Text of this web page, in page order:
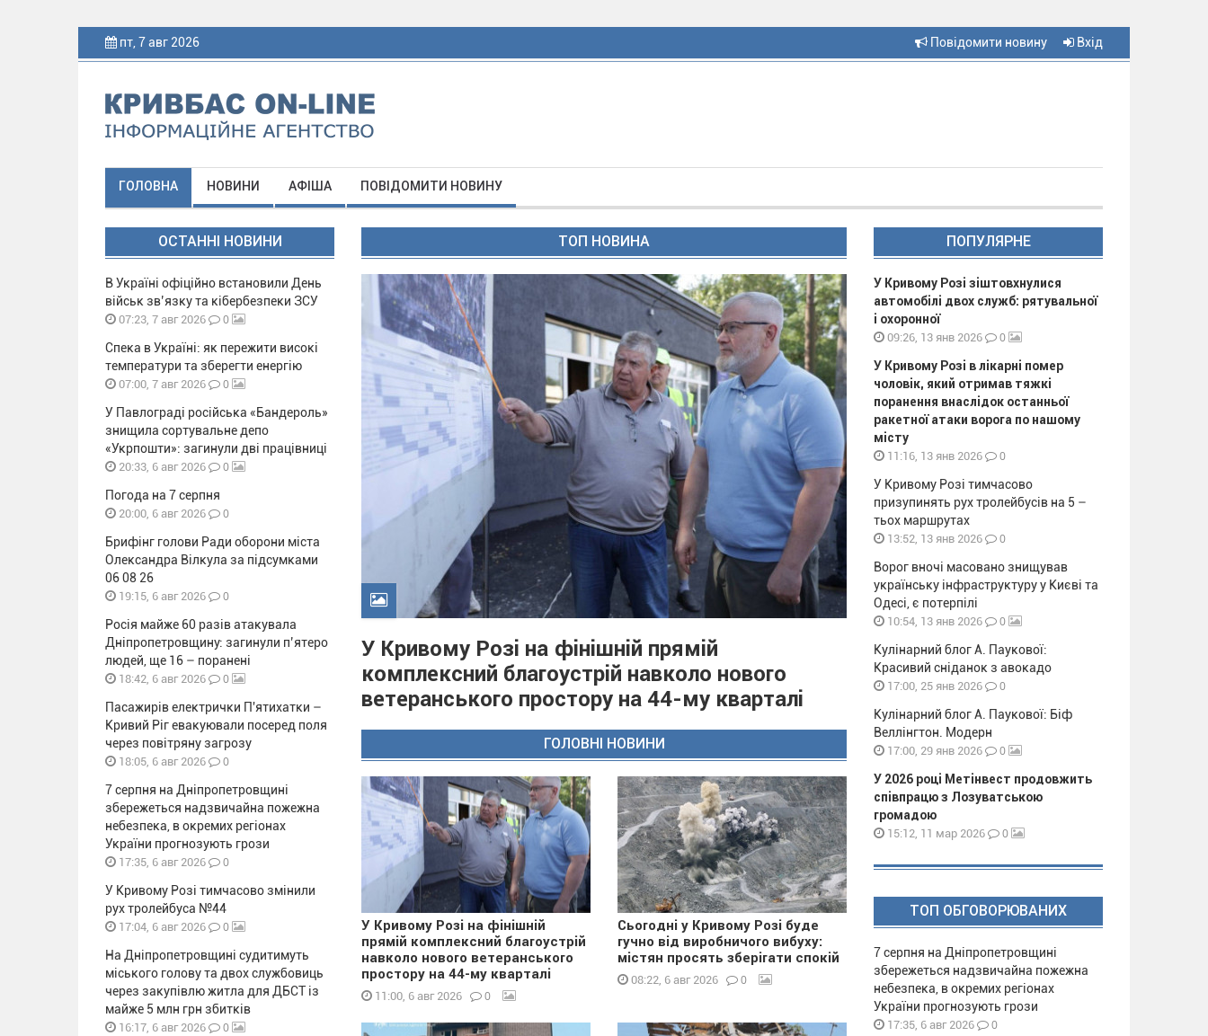
пт, 7 авг 2026 Повідомити новину Вхід
ГОЛОВНА НОВИНИ АФІША ПОВІДОМИТИ НОВИНУ
ОСТАННІ НОВИНИ
В Україні офіційно встановили День
військ зв’язку та кібербезпеки ЗСУ
07:23, 7 авг 2026 0
Спека в Україні: як пережити високі
температури та зберегти енергію
07:00, 7 авг 2026 0
У Павлограді російська «Бандероль»
знищила сортувальне депо
«Укрпошти»: загинули дві працівниці
20:33, 6 авг 2026 0
Погода на 7 серпня
20:00, 6 авг 2026 0
Брифінг голови Ради оборони міста
Олександра Вілкула за підсумками
06 08 26
19:15, 6 авг 2026 0
Росія майже 60 разів атакувала
Дніпропетровщину: загинули п’ятеро
людей, ще 16 – поранені
18:42, 6 авг 2026 0
Пасажирів електрички П'ятихатки –
Кривий Ріг евакуювали посеред поля
через повітряну загрозу
18:05, 6 авг 2026 0
7 серпня на Дніпропетровщині
збережеться надзвичайна пожежна
небезпека, в окремих регіонах
України прогнозують грози
17:35, 6 авг 2026 0
У Кривому Розі тимчасово змінили
рух тролейбуса №44
17:04, 6 авг 2026 0
На Дніпропетровщині судитимуть
міського голову та двох службовиць
через закупівлю житла для ДБСТ із
майже 5 млн грн збитків
16:17, 6 авг 2026 0
ТОП НОВИНА
У Кривому Розі на фінішній прямій
комплексний благоустрій навколо нового
ветеранського простору на 44-му кварталі
ГОЛОВНІ НОВИНИ
У Кривому Розі на фінішній
прямій комплексний благоустрій
навколо нового ветеранського
простору на 44-му кварталі
11:00, 6 авг 2026 0
Сьогодні у Кривому Розі буде
гучно від виробничого вибуху:
містян просять зберігати спокій
08:22, 6 авг 2026 0
ПОПУЛЯРНЕ
У Кривому Розі зіштовхнулися
автомобілі двох служб: рятувальної
і охоронної
09:26, 13 янв 2026 0
У Кривому Розі в лікарні помер
чоловік, який отримав тяжкі
поранення внаслідок останньої
ракетної атаки ворога по нашому
місту
11:16, 13 янв 2026 0
У Кривому Розі тимчасово
призупинять рух тролейбусів на 5 –
тьох маршрутах
13:52, 13 янв 2026 0
Ворог вночі масовано знищував
українську інфраструктуру у Києві та
Одесі, є потерпілі
10:54, 13 янв 2026 0
Кулінарний блог А. Паукової:
Красивий сніданок з авокадо
17:00, 25 янв 2026 0
Кулінарний блог А. Паукової: Біф
Веллінгтон. Модерн
17:00, 29 янв 2026 0
У 2026 році Метінвест продовжить
співпрацю з Лозуватською
громадою
15:12, 11 мар 2026 0
ТОП ОБГОВОРЮВАНИХ
7 серпня на Дніпропетровщині
збережеться надзвичайна пожежна
небезпека, в окремих регіонах
України прогнозують грози
17:35, 6 авг 2026 0